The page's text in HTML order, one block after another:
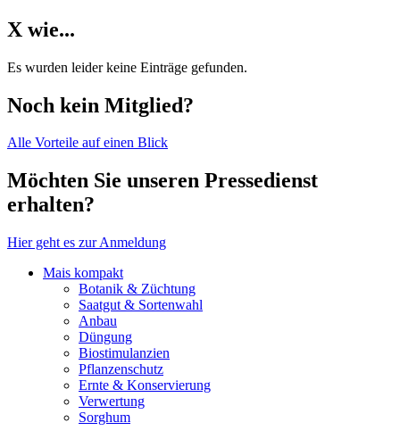
X wie...
Es wurden leider keine Einträge gefunden.
Noch kein Mitglied?
Alle Vorteile auf einen Blick
Möchten Sie unseren Pressedienst
erhalten?
Hier geht es zur Anmeldung
Mais kompakt
Botanik & Züchtung
Saatgut & Sortenwahl
Anbau
Düngung
Biostimulanzien
Pflanzenschutz
Ernte & Konservierung
Verwertung
Sorghum